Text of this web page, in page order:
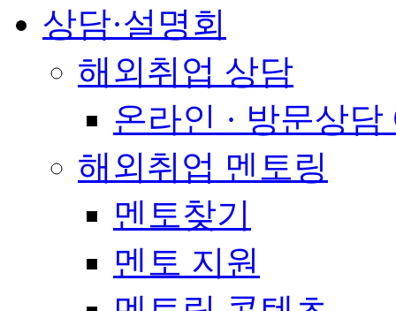
상담·설명회
해외취업 상담
온라인 · 방문상담
해외취업 멘토링
멘토찾기
멘토 지원